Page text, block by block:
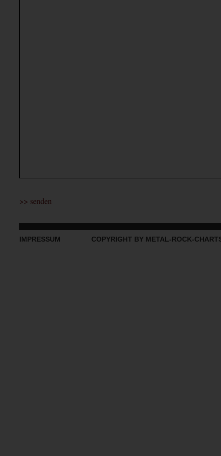
IMPRESSUM COPYRIGHT BY METAL-ROCK-